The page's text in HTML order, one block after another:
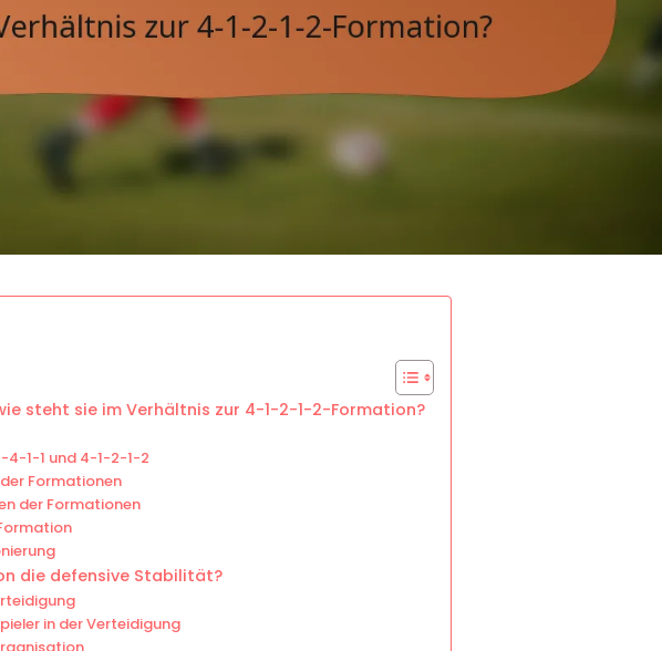
steht sie im Verhältnis zur 4-1-2-1-2-Formation?
4-1-1 und 4-1-2-1-2
Formationen
der Formationen
die defensive Stabilität?
in der Verteidigung